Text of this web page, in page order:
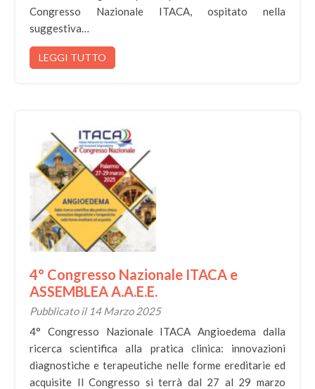
Congresso Nazionale ITACA, ospitato nella
suggestiva…
LEGGI TUTTO
4° Congresso Nazionale ITACA e
ASSEMBLEA A.A.E.E.
Pubblicato il 14 Marzo 2025
4° Congresso Nazionale ITACA Angioedema dalla
ricerca scientifica alla pratica clinica: innovazioni
diagnostiche e terapeutiche nelle forme ereditarie ed
acquisite Il Congresso si terrà dal 27 al 29 marzo